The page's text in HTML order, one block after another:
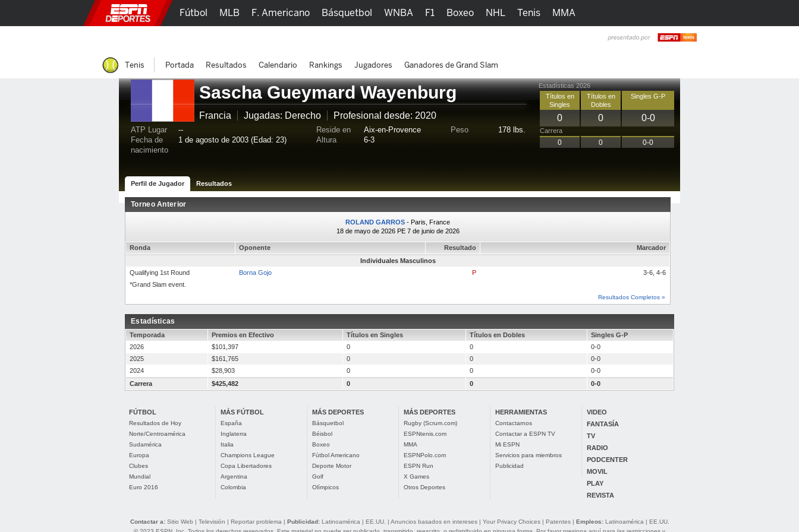
Sascha Gueymard Wayenburg
Francia Jugadas: Derecho Profesional desde: 2020
ATP Lugar
--
Fecha de
nacimiento
1 de agosto de 2003 (Edad: 23)
Reside en
Aix-en-Provence
Altura
6-3
Peso 178 lbs.
Estadísticas 2026
Títulos en
Singles
Títulos en
Dobles
Singles G-P
0 0 0-0
Carrera
0 0 0-0
Perfil de Jugador Resultados
Torneo Anterior
ROLAND GARROS - Paris, France
18 de mayo de 2026 PE 7 de junio de 2026
Ronda Oponente Resultado
Marcador
Individuales Masculinos
Qualifying 1st Round
Borna Gojo P
3-6, 4-6
*Grand Slam event.
Resultados Completos »
Estadísticas
Temporada Premios en Efectivo Títulos en Singles Títulos en Dobles
Singles G-P
2026
$101,397 0 0
0-0
2025
$161,765 0 0
0-0
2024
$28,903 0 0
0-0
Carrera
$425,482 0 0 0-0
FÚTBOL
Resultados de Hoy
Norte/Centroamérica
Sudamérica
Europa
Clubes
Mundial
Euro 2016
MÁS FÚTBOL
España
Inglaterra
Italia
Champions League
Copa Libertadores
Argentina
Colombia
MÁS DEPORTES
Básquetbol
Béisbol
Boxeo
Fútbol Americano
Deporte Motor
Golf
Olímpicos
MÁS DEPORTES
Rugby (Scrum.com)
ESPNtenis.com
MMA
ESPNPolo.com
ESPN Run
X Games
Otros Deportes
HERRAMIENTAS
Contactarnos
Contactar a ESPN TV
Mi ESPN
Servicios para miembros
Publicidad
VIDEO
FANTASÍA
TV
RADIO
PODCENTER
MOVIL
PLAY
REVISTA
Fútbol MLB F. Americano Básquetbol WNBA F1 Boxeo NHL Tenis MMA
Ediciones
Tenis Portada Resultados Calendario Rankings Jugadores Ganadores de Grand Slam
Contactar a: Sitio Web | Televisión | Reportar problema | Publicidad: Latinoamérica | EE.UU. | Anuncios basados en intereses| Your Privacy Choices| Patentes| Empleos: Latinoamérica | EE.UU.